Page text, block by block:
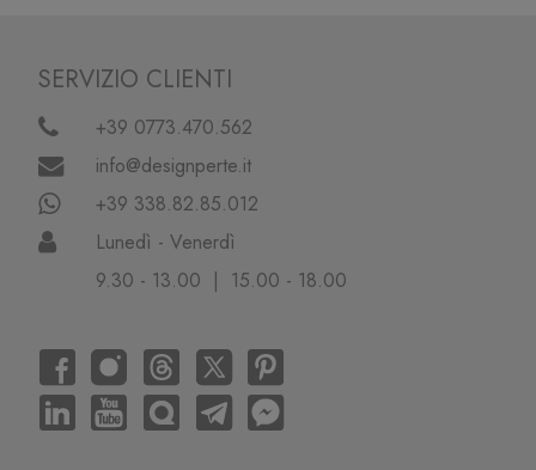
SERVIZIO CLIENTI
+39 0773.470.562
info@designperte.it
+39 338.82.85.012
Lunedì - Venerdì
9.30 - 13.00 | 15.00 - 18.00